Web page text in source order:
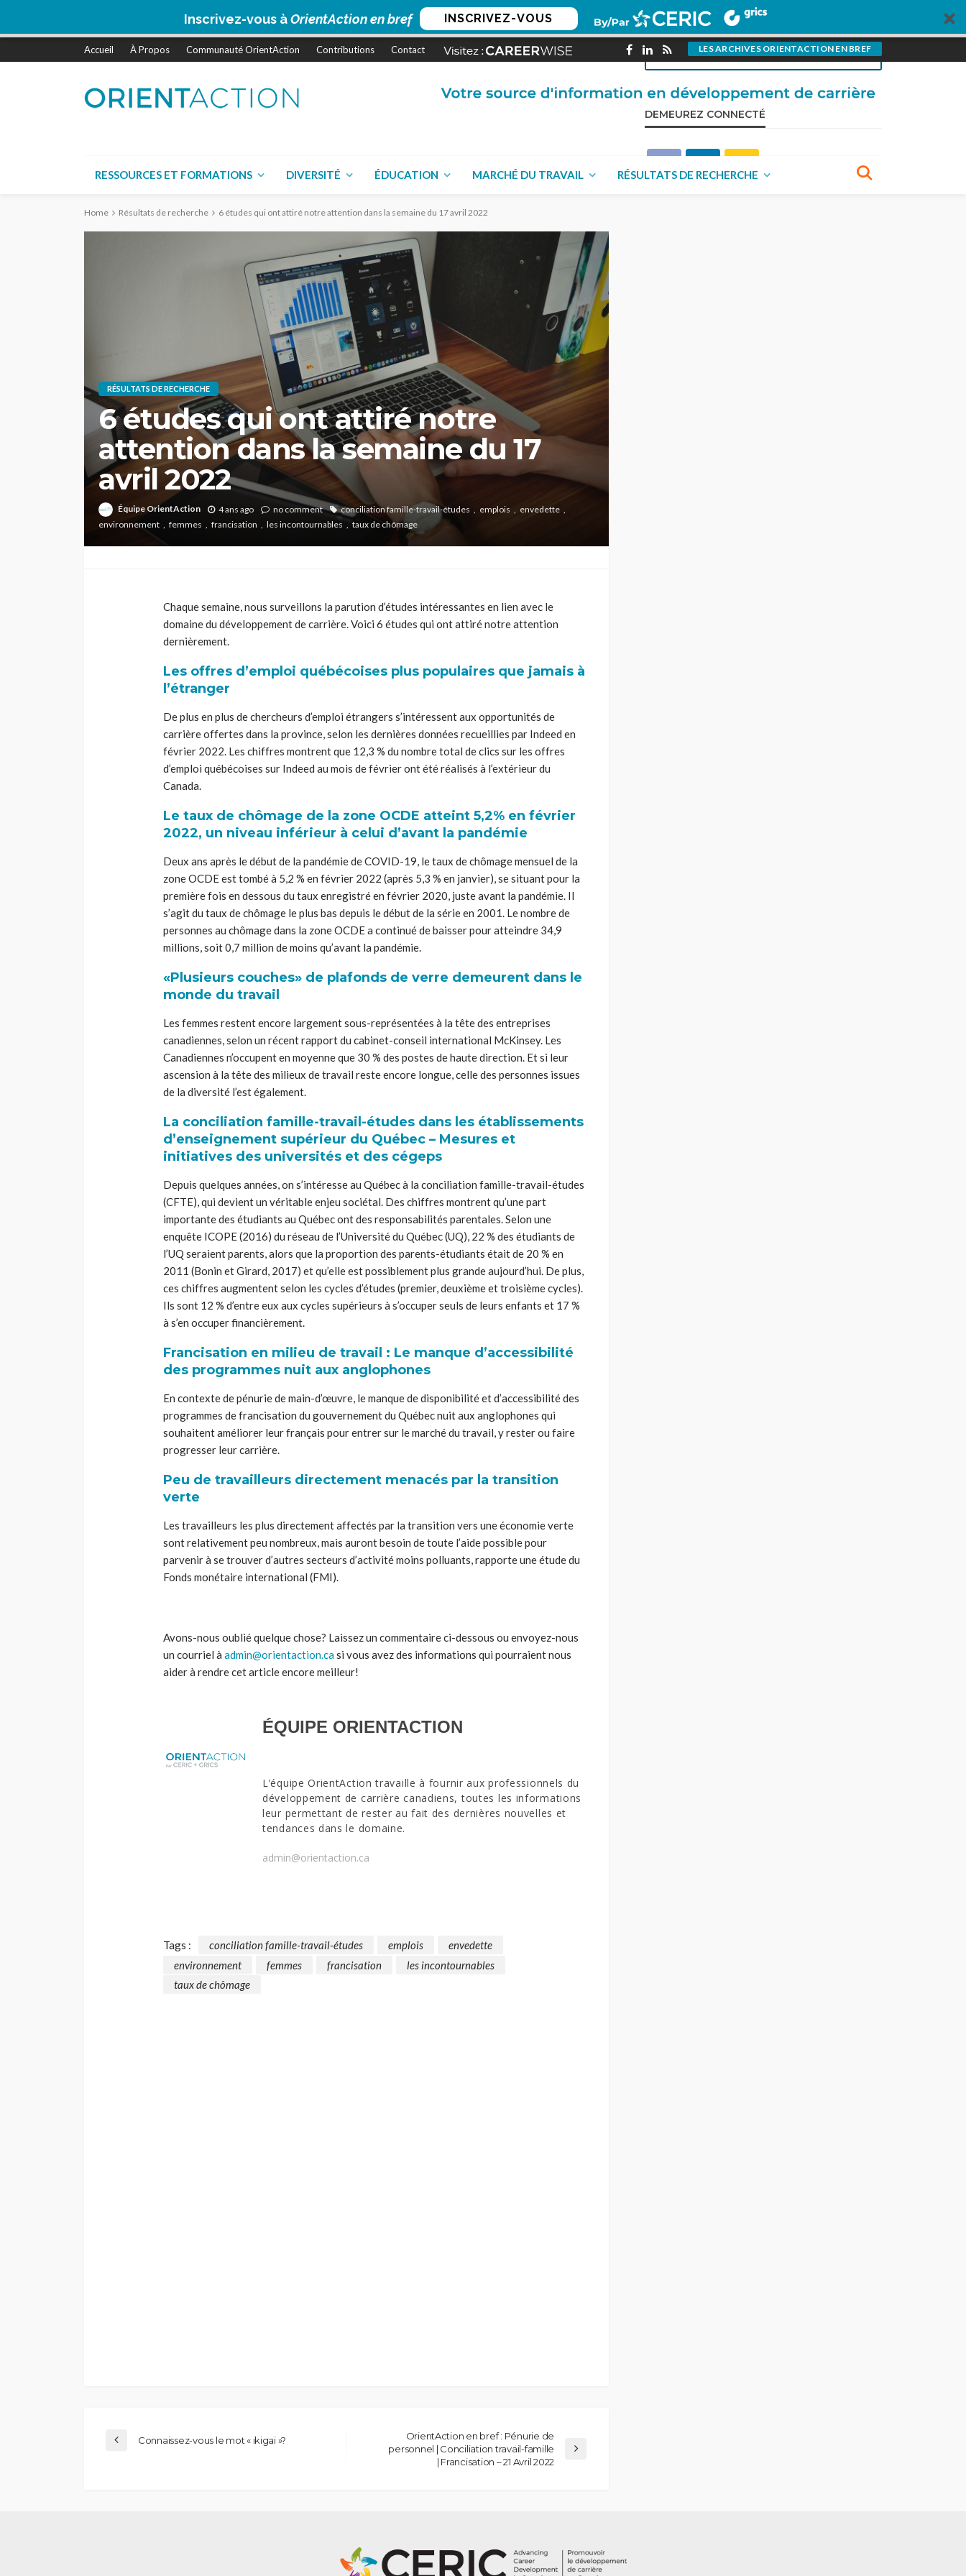
Inscrivez-vous àOrientAction en bref INSCRIVEZ-VOUS
Accueil À Propos Communauté OrientAction Contributions Contact LES ARCHIVES ORIENTACTION EN BREF
RESSOURCES ET FORMATIONS DIVERSITÉ ÉDUCATION MARCHÉ DU TRAVAIL RÉSULTATS DE RECHERCHE
Home Résultats de recherche 6 études qui ont attiré notre attention dans la semaine du 17 avril 2022
RÉSULTATS DE RECHERCHE
6 études qui ont attiré notre
attention dans la semaine du 17
avril 2022
Équipe OrientAction 4 ans ago no comment conciliation famille-travail-études emplois
envedette
environnement
femmes francisation les incontournables taux de chômage
Chaque semaine, nous surveillons la parution d’études intéressantes en lien avec le
domaine du développement de carrière. Voici 6 études qui ont attiré notre attention
dernièrement.
Les offres d’emploi québécoises plus populaires que jamais à
l’étranger
De plus en plus de chercheurs d’emploi étrangers s’intéressent aux opportunités de
carrière offertes dans la province, selon les dernières données recueillies par Indeed en
février 2022. Les chiffres montrent que 12,3 % du nombre total de clics sur les offres
d’emploi québécoises sur Indeed au mois de février ont été réalisés à l’extérieur du
Canada.
Le taux de chômage de la zone OCDE atteint 5,2% en février
2022, un niveau inférieur à celui d’avant la pandémie
Deux ans après le début de la pandémie de COVID-19, le taux de chômage mensuel de la
zone OCDE est tombé à 5,2 % en février 2022 (après 5,3 % en janvier), se situant pour la
première fois en dessous du taux enregistré en février 2020, juste avant la pandémie. Il
s’agit du taux de chômage le plus bas depuis le début de la série en 2001. Le nombre de
personnes au chômage dans la zone OCDE a continué de baisser pour atteindre 34,9
millions, soit 0,7 million de moins qu’avant la pandémie.
«Plusieurs couches» de plafonds de verre demeurent dans le
monde du travail
Les femmes restent encore largement sous-représentées à la tête des entreprises
canadiennes, selon un récent rapport du cabinet-conseil international McKinsey. Les
Canadiennes n’occupent en moyenne que 30 % des postes de haute direction. Et si leur
ascension à la tête des milieux de travail reste encore longue, celle des personnes issues
de la diversité l’est également.
La conciliation famille-travail-études dans les établissements
d’enseignement supérieur du Québec – Mesures et
initiatives des universités et des cégeps
Depuis quelques années, on s’intéresse au Québec à la conciliation famille-travail-études
(CFTE), qui devient un véritable enjeu sociétal. Des chiffres montrent qu’une part
importante des étudiants au Québec ont des responsabilités parentales. Selon une
enquête ICOPE (2016) du réseau de l’Université du Québec (UQ), 22 % des étudiants de
l’UQ seraient parents, alors que la proportion des parents-étudiants était de 20 % en
2011 (Bonin et Girard, 2017) et qu’elle est possiblement plus grande aujourd’hui. De plus,
ces chiffres augmentent selon les cycles d’études (premier, deuxième et troisième cycles).
Ils sont 12 % d’entre eux aux cycles supérieurs à s’occuper seuls de leurs enfants et 17 %
à s’en occuper financièrement.
Francisation en milieu de travail : Le manque d’accessibilité
des programmes nuit aux anglophones
En contexte de pénurie de main-d’œuvre, le manque de disponibilité et d’accessibilité des
programmes de francisation du gouvernement du Québec nuit aux anglophones qui
souhaitent améliorer leur français pour entrer sur le marché du travail, y rester ou faire
progresser leur carrière.
Peu de travailleurs directement menacés par la transition
verte
Les travailleurs les plus directement affectés par la transition vers une économie verte
sont relativement peu nombreux, mais auront besoin de toute l’aide possible pour
parvenir à se trouver d’autres secteurs d’activité moins polluants, rapporte une étude du
Fonds monétaire international (FMI).
Avons-nous oublié quelque chose? Laissez un commentaire ci-dessous ou envoyez-nous
un courriel à admin@orientaction.casi vous avez des informations qui pourraient nous
aider à rendre cet article encore meilleur!
ÉQUIPE ORIENTACTION
L’équipe OrientAction travaille à fournir aux professionnels du
développement de carrière canadiens, toutes les informations
leur permettant de rester au fait des dernières nouvelles et
tendances dans le domaine.
admin@orientaction.ca
Tags : conciliation famille-travail-études emplois
envedette
environnement
femmes francisation
les incontournables
taux de chômage
Connaissez-vous le mot « ikigai »?
OrientAction en bref : Pénurie de
personnel | Conciliation travail-famille
| Francisation – 21 Avril 2022
pour OrientAction?
VISITEZ NOTRE PAGE CONTRIBUTIONS
DEMEUREZ CONNECTÉ